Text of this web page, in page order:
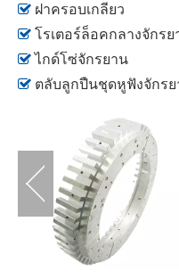
 ฝาครอบเกลียว
 โรเตอร์ล็อคกลางจักรย
ไกด์โซ่จักรยาน
 ตลับลูกปืนชุดหูฟังจักร